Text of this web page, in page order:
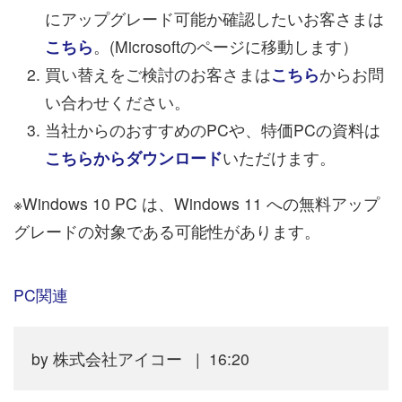
にアップグレード可能か確認したいお客さまは
こちら。(Microsoftのページに移動します）
買い替えをご検討のお客さまはこちらからお問
い合わせください。
当社からのおすすめのPCや、特価PCの資料は
こちらからダウンロードいただけます。
※Windows 10 PC は、Windows 11 への無料アップ
グレードの対象である可能性があります。
PC関連
by 株式会社アイコー 16:20